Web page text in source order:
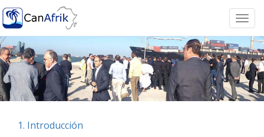
1. Introducción